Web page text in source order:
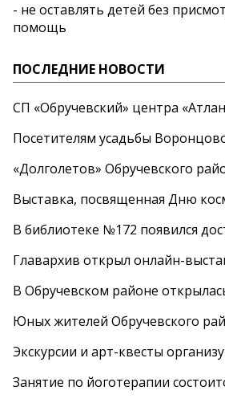
- не оставлять детей без
помощь
ПОСЛЕДНИЕ НОВОСТИ
СП «Обручевский» центра
Посетителям усадьбы
«Долголетов» Обручевского
Выставка, посвященная Дню
В библиотеке №172 появился
Главархив открыл онлайн-
В Обручевском районе
Юных жителей Обручевского
Экскурсии и арт-квесты
Занятие по йоготерапии